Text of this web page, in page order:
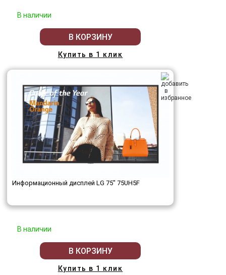
В наличии
В КОРЗИНУ
Купить в 1 клик
Информационный дисплей LG 75" 75UH5F
В наличии
В КОРЗИНУ
Купить в 1 клик